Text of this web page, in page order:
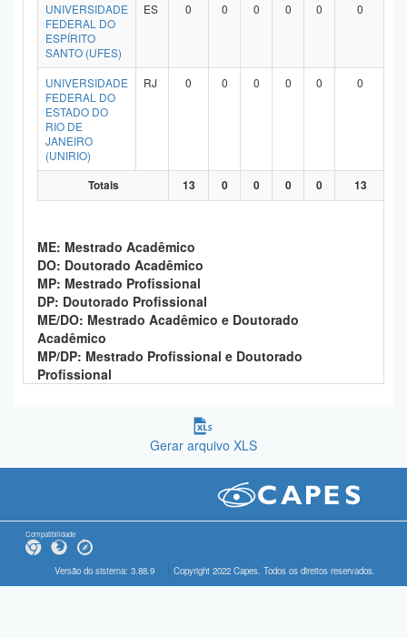
UNIVERSIDADE
FEDERAL DO
ESPÍRITO
SANTO (UFES)
ES 0 0 0 0 0 0
UNIVERSIDADE
FEDERAL DO
ESTADO DO
RIO DE
JANEIRO
(UNIRIO)
RJ 0 0 0 0 0 0
Totais 13 0 0 0 0 13
ME: Mestrado Acadêmico
DO: Doutorado Acadêmico
MP: Mestrado Profissional
DP: Doutorado Profissional
ME/DO: Mestrado Acadêmico e Doutorado
Acadêmico
MP/DP: Mestrado Profissional e Doutorado
Profissional
Gerar arquivo XLS
Compatibilidade
Versão do sistema: 3.88.9 Copyright 2022 Capes. Todos os direitos reservados.